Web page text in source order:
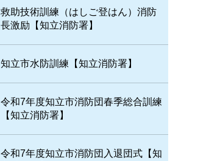
救助技術訓練（はしご登はん）消防
長激励【知立消防署】
知立市水防訓練【知立消防署】
令和7年度知立市消防団春季総合訓練
【知立消防署】
令和7年度知立市消防団入退団式【知